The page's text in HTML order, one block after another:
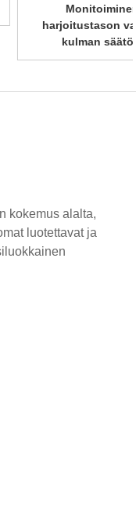
Monitoiminen
vapaan
kulman säätö...
kokemus alalta,
luotettavat ja